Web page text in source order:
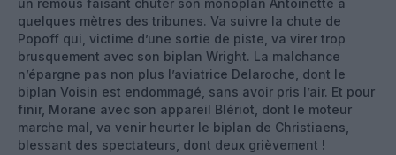
quelques mètres des tribunes. Va suivre la chute de
Popoff qui, victime d’une sortie de piste, va virer trop
brusquement avec son biplan Wright. La malchance
n’épargne pas non plus l’aviatrice Delaroche, dont le
biplan Voisin est endommagé, sans avoir pris l’air. Et pour
finir, Morane avec son appareil Blériot, dont le moteur
marche mal, va venir heurter le biplan de Christiaens,
blessant des spectateurs, dont deux grièvement !